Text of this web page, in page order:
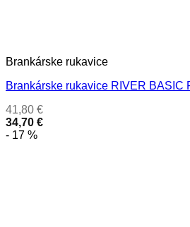
Brankárske rukavice
Brankárske rukavice RIVER BASIC
41,80 €
34,70 €
- 17 %